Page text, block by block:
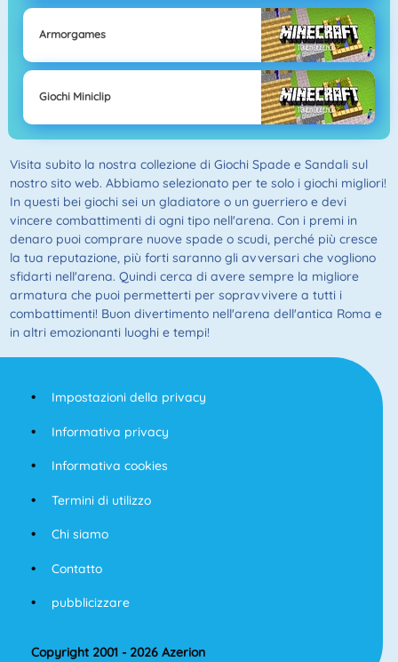
Armorgames
Giochi Miniclip
Visita subito la nostra collezione di Giochi Spade e Sandali sul
nostro sito web. Abbiamo selezionato per te solo i giochi migliori!
In questi bei giochi sei un gladiatore o un guerriero e devi
vincere combattimenti di ogni tipo nell'arena. Con i premi in
denaro puoi comprare nuove spade o scudi, perché più cresce
la tua reputazione, più forti saranno gli avversari che vogliono
sfidarti nell'arena. Quindi cerca di avere sempre la migliore
armatura che puoi permetterti per sopravvivere a tutti i
combattimenti! Buon divertimento nell'arena dell'antica Roma e
in altri emozionanti luoghi e tempi!
Impostazioni della privacy
Informativa privacy
Informativa cookies
Termini di utilizzo
Chi siamo
Contatto
pubblicizzare
Copyright 2001 - 2026 Azerion